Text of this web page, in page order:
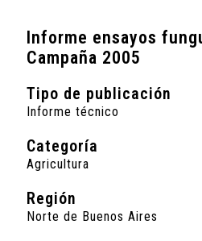
Informe ensayos
Campaña 2005
Tipo de publicación
Informe técnico
Categoría
Agricultura
Región
Norte de Buenos Aires